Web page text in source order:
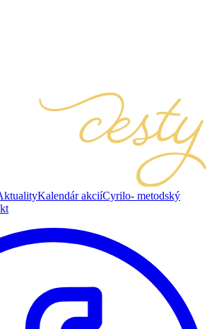
Kalendár akciíCyrilo- metodský